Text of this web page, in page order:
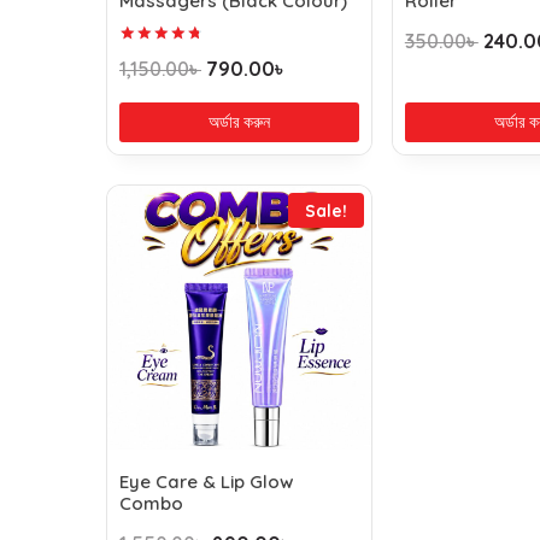
4.83
1,150.00৳ 790.00৳
অর্ডার করুন
350.00৳
অর্ডার
Sale!
Eye Care & Lip Glow
Combo